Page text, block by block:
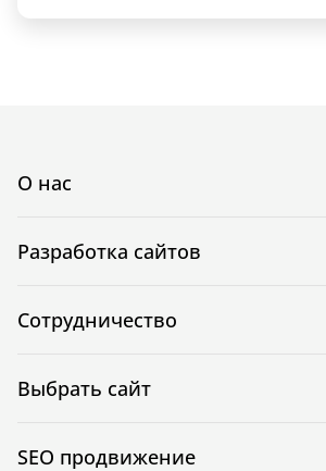
О нас
Разработка сайтов
Сотрудничество
Выбрать сайт
SEO продвижение